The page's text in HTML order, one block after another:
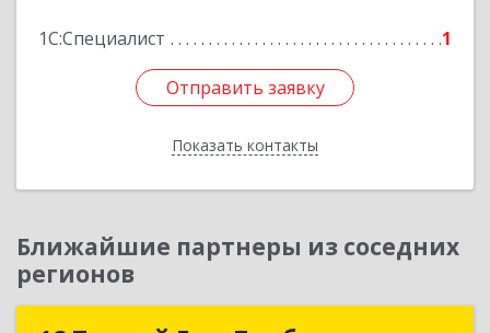
1С:Специалист 1
Отправить заявку
Показать контакты
Подробнее
Отправить заявку
Назад
Ближайшие партнеры из соседних
регионов